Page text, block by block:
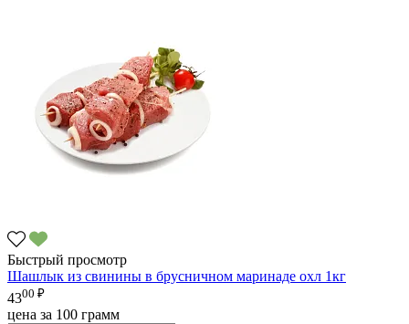
Быстрый просмотр
Шашлык из свинины в брусничном маринаде охл 1кг
4300 ₽
цена за 100 грамм